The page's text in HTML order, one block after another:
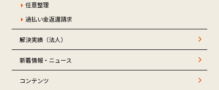
任意整理
過払い金返還請求
解決実績（法人）
新着情報・ニュース
コンテンツ